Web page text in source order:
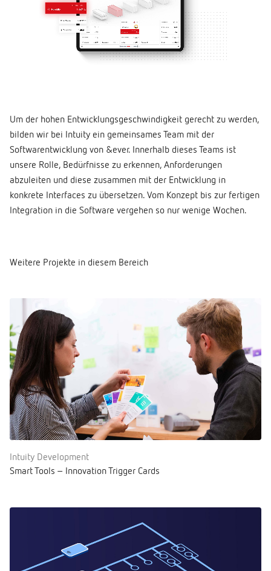
Um der hohen Entwicklungsgeschwindigkeit gerecht zu werden,
bilden wir bei Intuity ein gemeinsames Team mit der
Softwarentwicklung von &ever. Innerhalb dieses Teams ist
unsere Rolle, Bedürfnisse zu erkennen, Anforderungen
abzuleiten und diese zusammen mit der Entwicklung in
konkrete Interfaces zu übersetzen. Vom Konzept bis zur fertigen
Integration in die Software vergehen so nur wenige Wochen.
Weitere Projekte in diesem Bereich
Intuity Development
Smart Tools – Innovation Trigger Cards